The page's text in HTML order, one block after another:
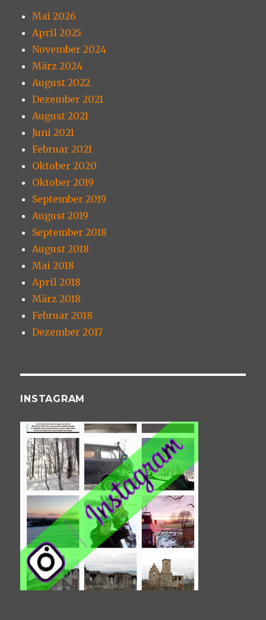
Mai 2026
April 2025
November 2024
März 2024
August 2022
Dezember 2021
August 2021
Juni 2021
Februar 2021
Oktober 2020
Oktober 2019
September 2019
August 2019
September 2018
August 2018
Mai 2018
April 2018
März 2018
Februar 2018
Dezember 2017
INSTAGRAM